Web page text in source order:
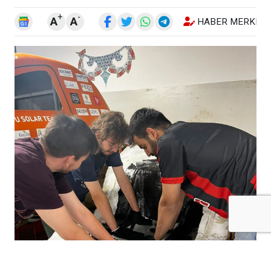
A+ A- HABER MERKEZI